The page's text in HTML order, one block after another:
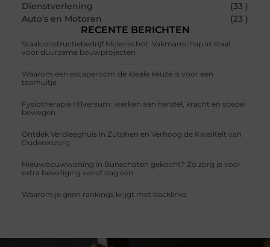
Dienstverlening
(33 )
Auto’s en Motoren
(23 )
RECENTE BERICHTEN
Staalconstructiebedrijf Molenschot: Vakmanschap in staal
voor duurzame bouwprojecten
Waarom een escaperoom de ideale keuze is voor een
teamuitje
Fysiotherapie Hilversum: werken aan herstel, kracht en soepel
bewegen
Ontdek Verpleeghuis in Zutphen en Verhoog de Kwaliteit van
Ouderenzorg
Nieuwbouwwoning in Bunschoten gekocht? Zo zorg je voor
extra beveiliging vanaf dag één
Waarom je geen rankings krijgt met backlinks